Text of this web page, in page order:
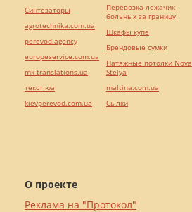
О проекте
Реклама на "Протокол"
Синтезаторы
agrotechnika.com.ua
perevod.agency
europeservice.com.ua
mk-translations.ua
текст юа
kievperevod.com.ua
Перевозка лежачих
больных за границу
Шкафы купе
Брендовые сумки
Натяжные потолки Nova
Stelya
maltina.com.ua
Cылки